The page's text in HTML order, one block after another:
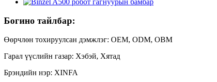
Богино тайлбар:
Өөрчлөн тохируулсан дэмжлэг: OEM, ODM, OBM
Гарал үүслийн газар: Хэбэй, Хятад
Брэндийн нэр: XINFA